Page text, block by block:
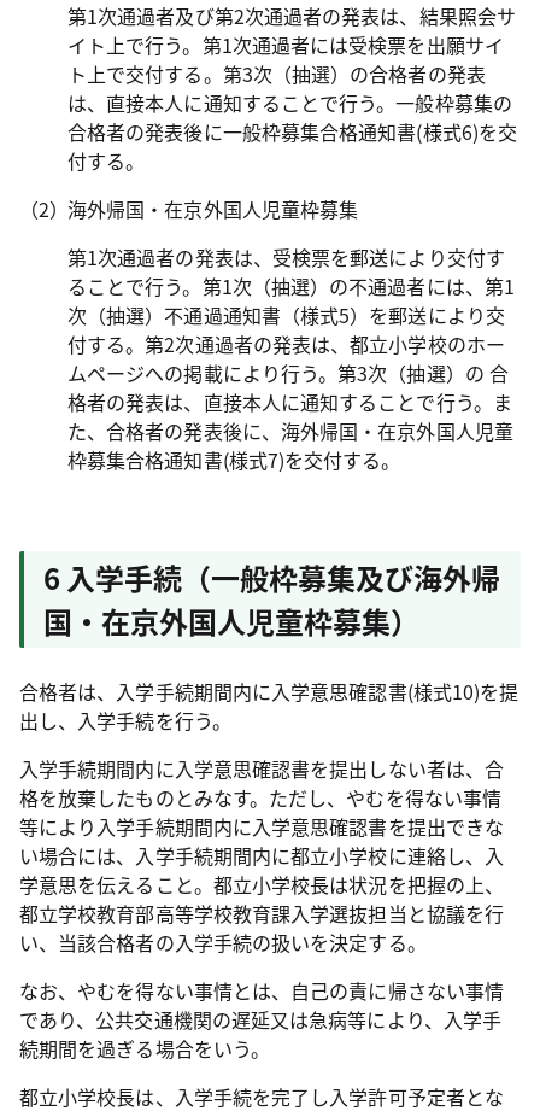
第1次通過者及び第2次通過者の発表は、結果照会サ
イト上で行う。第1次通過者には受検票を出願サイ
ト上で交付する。第3次（抽選）の合格者の発表
は、直接本人に通知することで行う。一般枠募集の
合格者の発表後に一般枠募集合格通知書(様式6)を交
付する。
海外帰国・在京外国人児童枠募集
第1次通過者の発表は、受検票を郵送により交付す
ることで行う。第1次（抽選）の不通過者には、第1
次（抽選）不通過通知書（様式5）を郵送により交
付する。第2次通過者の発表は、都立小学校のホー
ムページへの掲載により行う。第3次（抽選）の 合
格者の発表は、直接本人に通知することで行う。ま
た、合格者の発表後に、海外帰国・在京外国人児童
枠募集合格通知書(様式7)を交付する。
6 入学手続（一般枠募集及び海外帰
国・在京外国人児童枠募集）
合格者は、入学手続期間内に入学意思確認書(様式10)を提
出し、入学手続を行う。
入学手続期間内に入学意思確認書を提出しない者は、合
格を放棄したものとみなす。ただし、やむを得ない事情
等により入学手続期間内に入学意思確認書を提出できな
い場合には、入学手続期間内に都立小学校に連絡し、入
学意思を伝えること。都立小学校長は状況を把握の上、
都立学校教育部高等学校教育課入学選抜担当と協議を行
い、当該合格者の入学手続の扱いを決定する。
なお、やむを得ない事情とは、自己の責に帰さない事情
であり、公共交通機関の遅延又は急病等により、入学手
続期間を過ぎる場合をいう。
都立小学校長は、入学手続を完了し入学許可予定者とな